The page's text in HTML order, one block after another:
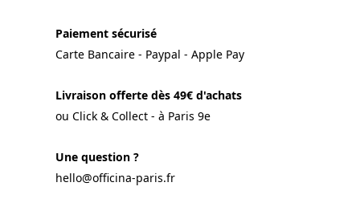
Paiement sécurisé
Carte Bancaire - Paypal - Apple Pay
Livraison offerte dès 49€ d'achats
ou Click & Collect - à Paris 9e
Une question ?
hello@officina-paris.fr